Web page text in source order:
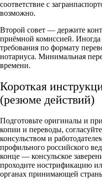
соответствие с
возможно.
Второй совет — держите
приёмной комиссией.
требования по формату
нотариуса. Минимальная
времени.
Короткая
(резюме действий)
Подготовьте оригиналы и
копии и переводы,
консульством и
профильного российского
конце — консульское
проходите нострификацию
органах принимающей